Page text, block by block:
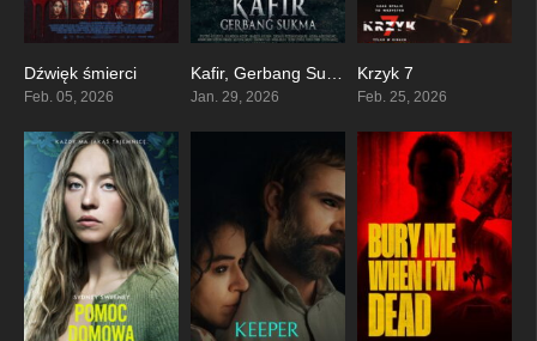
Dźwięk śmierci
Feb. 05, 2026
0
Kafir, Gerbang Sukma
Jan. 29, 2026
Krzyk 7
Feb. 25, 2026